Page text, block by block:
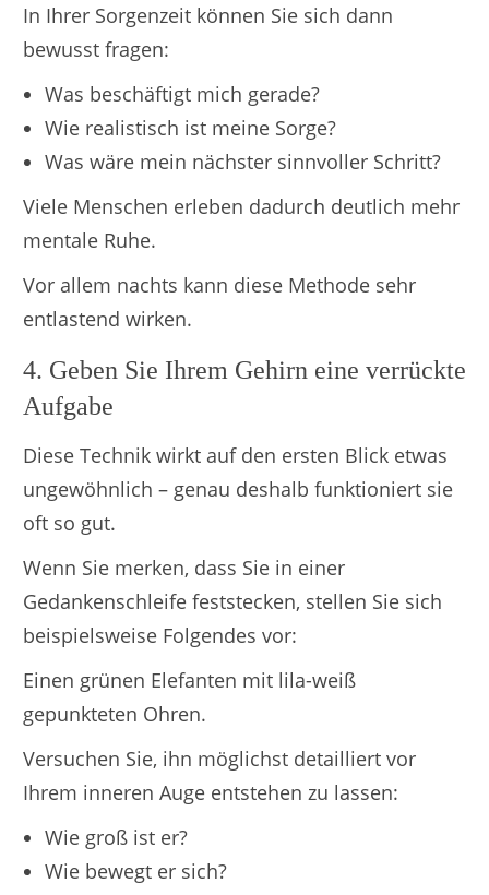
In Ihrer Sorgenzeit können Sie sich dann
bewusst fragen:
Was beschäftigt mich gerade?
Wie realistisch ist meine Sorge?
Was wäre mein nächster sinnvoller Schritt?
Viele Menschen erleben dadurch deutlich mehr
mentale Ruhe.
Vor allem nachts kann diese Methode sehr
entlastend wirken.
4. Geben Sie Ihrem Gehirn eine verrückte
Aufgabe
Diese Technik wirkt auf den ersten Blick etwas
ungewöhnlich – genau deshalb funktioniert sie
oft so gut.
Wenn Sie merken, dass Sie in einer
Gedankenschleife feststecken, stellen Sie sich
beispielsweise Folgendes vor:
Einen grünen Elefanten mit lila-weiß
gepunkteten Ohren.
Versuchen Sie, ihn möglichst detailliert vor
Ihrem inneren Auge entstehen zu lassen:
Wie groß ist er?
Wie bewegt er sich?